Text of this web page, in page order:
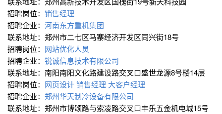
招聘岗位： 销售经理
招聘企业： 河南东方重机集团
联系地址：郑州市二七区马寨经济开发区同兴街18号
招聘岗位： 网站优化人员
招聘企业： 锐诚信息技术有限公司
联系地址：南阳南阳文化路建设路交叉口盛世龙源8号楼14层
招聘岗位： 网页设计销售经理 大客户经理
招聘企业： 郑州华天制冷设备有限公司
联系地址：郑州市博颂路与索凌路交叉口丰乐五金机电城15号